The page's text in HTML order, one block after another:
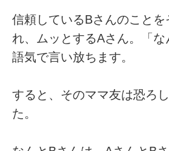
信頼しているBさんのこと
れ、ムッとするAさん。「
語気で言い放ちます。
すると、そのママ友は恐ろ
た。